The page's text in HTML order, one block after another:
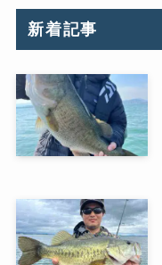
新着記事